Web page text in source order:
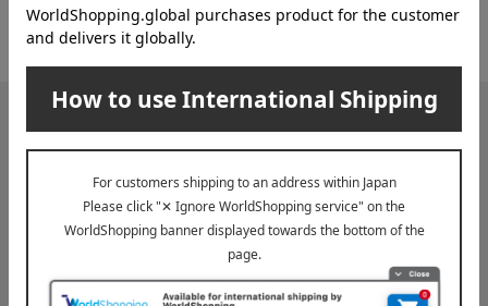
ご案内 『お届け先のご住所』ご確認のお願い
送料無料クーポンやキャンペーン、新着・SALE・おすすめ商品な
ど、「高島屋オンラインストア」のお得＆うれしい情報をお届けい